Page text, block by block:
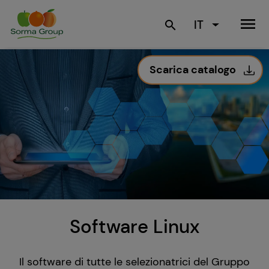
search IT menu
Software Linux
Scarica catalogo
Il software di tutte le selezionatrici del Gruppo